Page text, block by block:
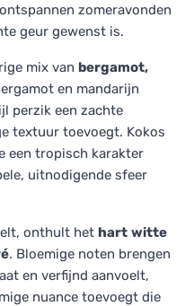
zomeravonden
geur gewenst is.
mix van bergamot,
en mandarijn
perzik een zachte
textuur toevoegt. Kokos
een tropisch karakter
uitnodigende sfeer
onthult het hart witte
. Bloemige noten brengen
en verfijnd aanvoelt,
nuance toevoegt die